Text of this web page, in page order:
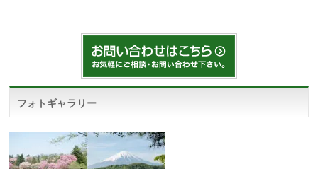
フォトギャラリー